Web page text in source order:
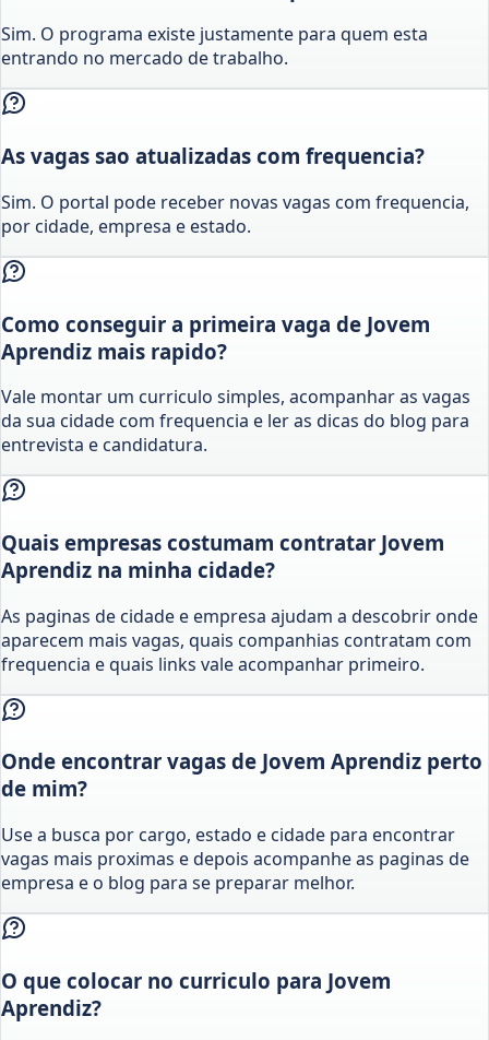
Sim. O programa existe justamente para quem esta
entrando no mercado de trabalho.
As vagas sao atualizadas com frequencia?
Sim. O portal pode receber novas vagas com frequencia,
por cidade, empresa e estado.
Como conseguir a primeira vaga de Jovem
Aprendiz mais rapido?
Vale montar um curriculo simples, acompanhar as vagas
da sua cidade com frequencia e ler as dicas do blog para
entrevista e candidatura.
Quais empresas costumam contratar Jovem
Aprendiz na minha cidade?
As paginas de cidade e empresa ajudam a descobrir onde
aparecem mais vagas, quais companhias contratam com
frequencia e quais links vale acompanhar primeiro.
Onde encontrar vagas de Jovem Aprendiz perto
de mim?
Use a busca por cargo, estado e cidade para encontrar
vagas mais proximas e depois acompanhe as paginas de
empresa e o blog para se preparar melhor.
O que colocar no curriculo para Jovem
Aprendiz?